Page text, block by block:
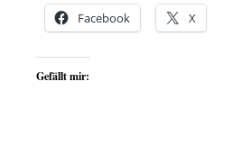
Facebook X
Gefällt mir: